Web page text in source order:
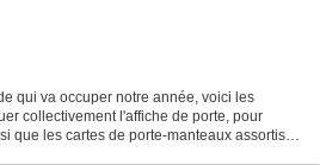
qui va occuper notre année, voici les
collectivement l'affiche de porte, pour
que les cartes de porte-manteaux assortis.